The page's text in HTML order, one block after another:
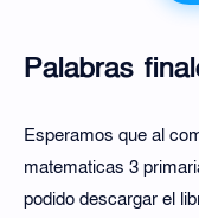
Palabras
Esperamos que al
matematicas 3
podido descargar el